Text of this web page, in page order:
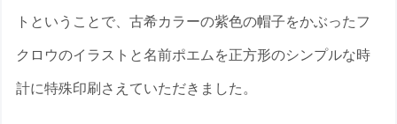
トということで、古希カラーの紫色の帽子をかぶったフ
クロウのイラストと名前ポエムを正方形のシンプルな時
計に特殊印刷さえていただきました。